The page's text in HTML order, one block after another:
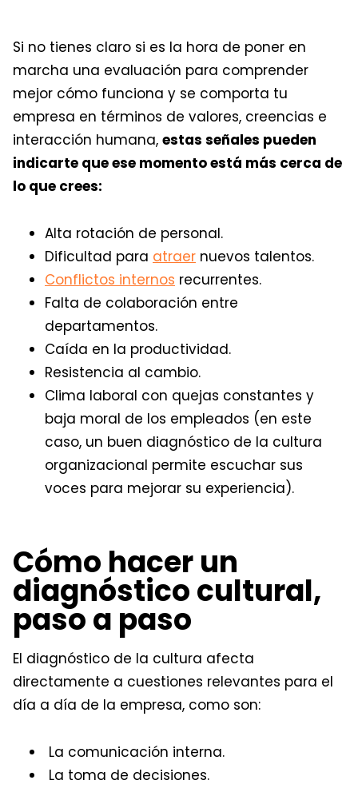
Si no tienes claro si es la hora de poner en
marcha una evaluación para comprender
mejor cómo funciona y se comporta tu
empresa en términos de valores, creencias e
interacción humana, estas señales pueden
indicarte que ese momento está más cerca de
lo que crees:
Alta rotación de personal.
Dificultad para atraer nuevos talentos.
Conflictos internos recurrentes.
Falta de colaboración entre
departamentos.
Caída en la productividad.
Resistencia al cambio.
Clima laboral con quejas constantes y
baja moral de los empleados (en este
caso, un buen diagnóstico de la cultura
organizacional permite escuchar sus
voces para mejorar su experiencia).
Cómo hacer un
diagnóstico cultural,
paso a paso
El diagnóstico de la cultura afecta
directamente a cuestiones relevantes para el
día a día de la empresa, como son:
La comunicación interna.
La toma de decisiones.